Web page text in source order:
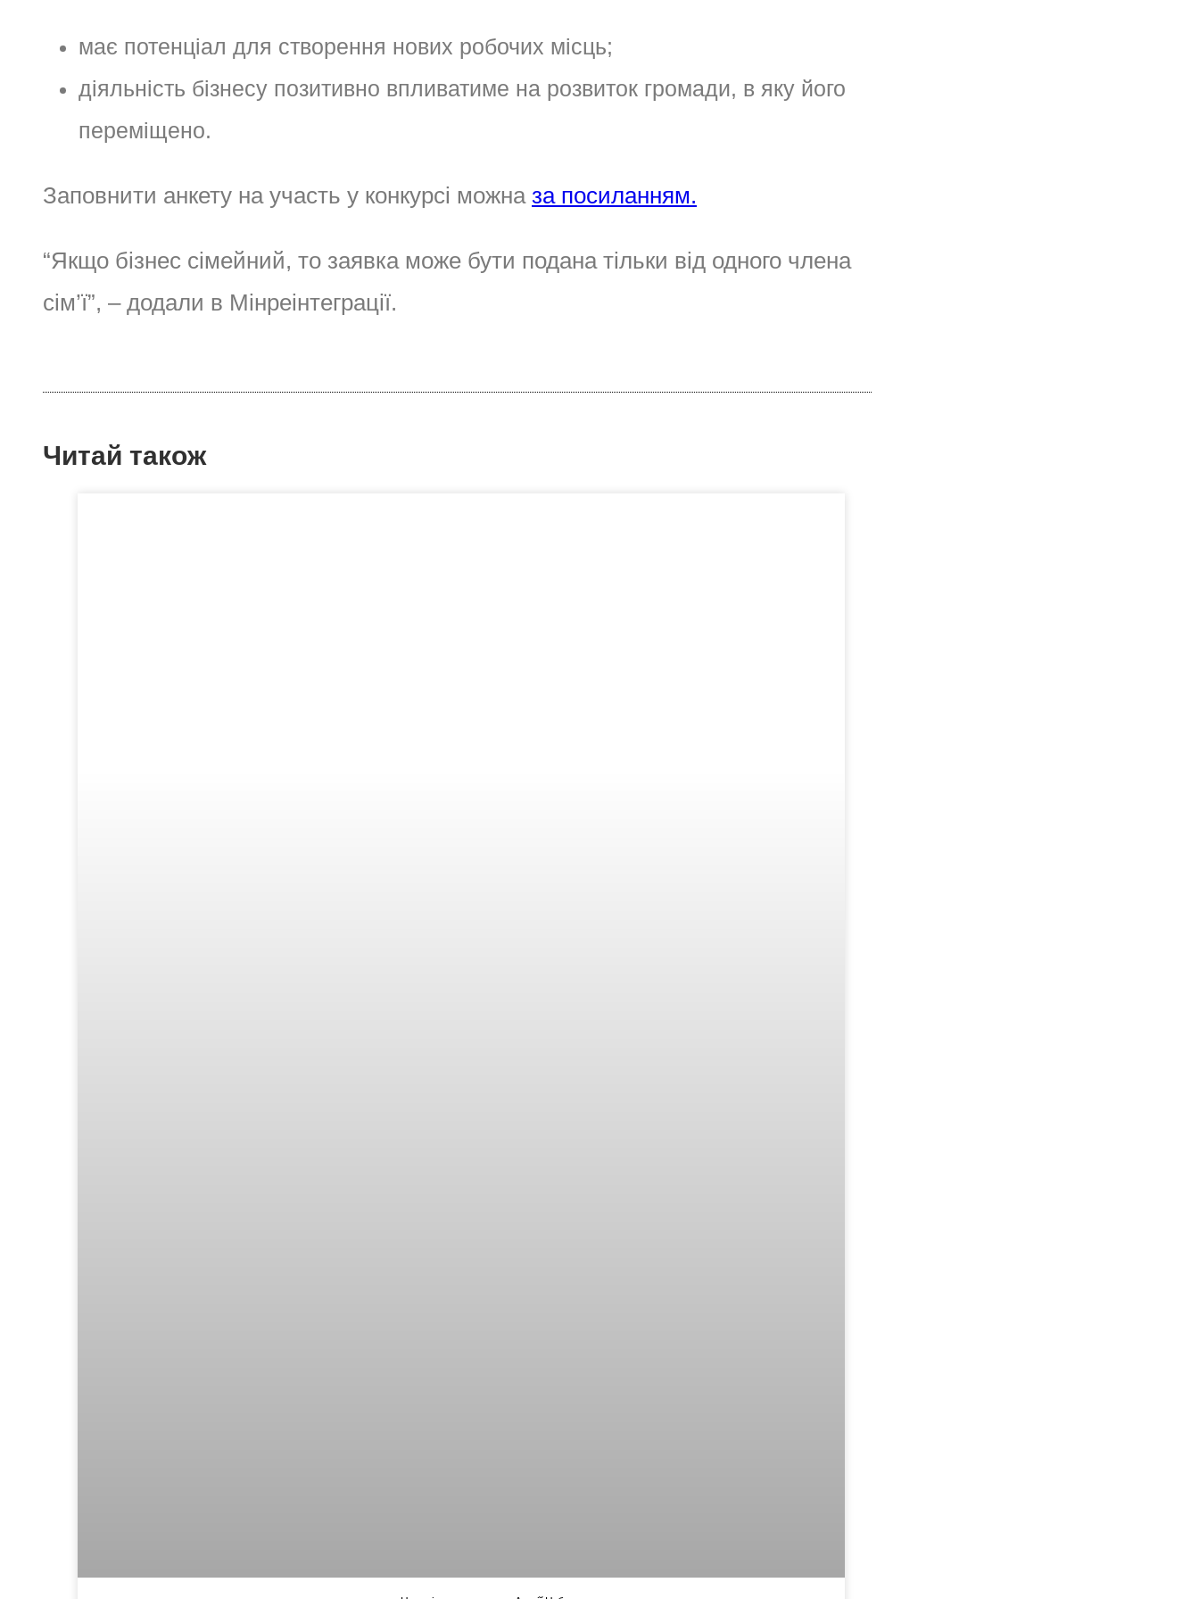
має потенціал для створення нових робочих місць;
діяльність бізнесу позитивно впливатиме на розвиток громади, в яку його
переміщено.
Заповнити анкету на участь у конкурсі можна за посиланням.
“Якщо бізнес сімейний, то заявка може бути подана тільки від одного члена
сім’ї”, – додали в Мінреінтеграції.
Читай також